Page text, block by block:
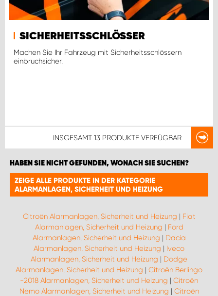
SICHERHEITSSCHLÖSSER
Machen Sie Ihr Fahrzeug mit Sicherheitsschlössern
einbruchsicher.
INSGESAMT 13 PRODUKTE VERFÜGBAR
HABEN SIE NICHT GEFUNDEN, WONACH SIE SUCHEN?
ZEIGE ALLE PRODUKTE IN DER KATEGORIE
ALARMANLAGEN, SICHERHEIT UND HEIZUNG
Citroën Alarmanlagen, Sicherheit und Heizung | Fiat
Alarmanlagen, Sicherheit und Heizung | Ford
Alarmanlagen, Sicherheit und Heizung | Dacia
Alarmanlagen, Sicherheit und Heizung | Iveco
Alarmanlagen, Sicherheit und Heizung | Dodge
Alarmanlagen, Sicherheit und Heizung | Citroën Berlingo
-2018 Alarmanlagen, Sicherheit und Heizung | Citroën
Nemo Alarmanlagen, Sicherheit und Heizung | Citroën